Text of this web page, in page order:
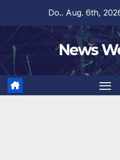
springen
Do.. Aug. 6th,
News